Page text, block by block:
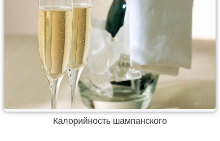
Калорийность шампанского